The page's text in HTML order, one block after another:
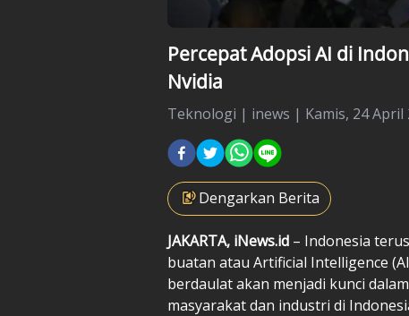
Percepat Adopsi AI di
Nvidia
Teknologi | inews | Kamis, 24 April
Dengarkan Berita
JAKARTA, iNews.id – Indonesia
buatan atau Artificial Intelligence
berdaulat akan menjadi kunci
masyarakat dan industri di